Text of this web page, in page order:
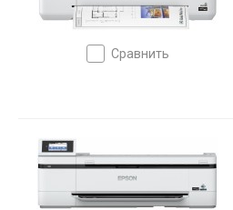
сравнить